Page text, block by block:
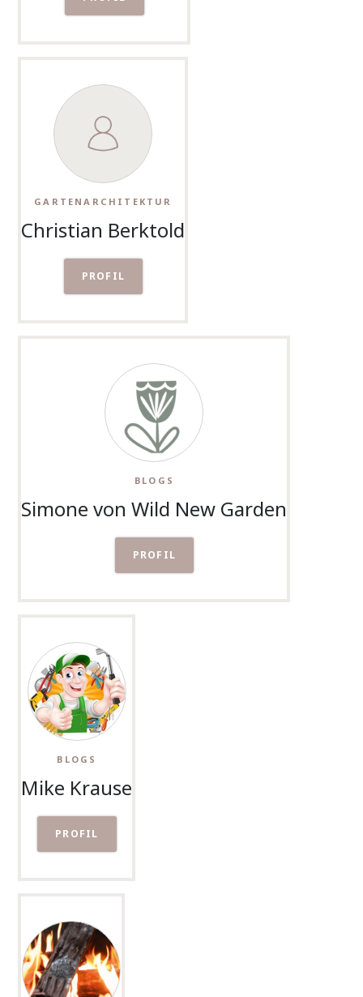
GARTENARCHITEKTUR
Christian Berktold
PROFIL
BLOGS
Simone von Wild New Garden
PROFIL
BLOGS
Mike Krause
PROFIL